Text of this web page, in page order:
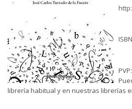
librería habitual y en nuestras librerías